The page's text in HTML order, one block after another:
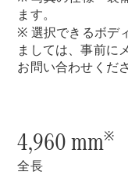
Mercedes-
New models
Sedan
ます。
※ 選択できるボデ
ましては、事前に
お問い合わせくださ
4,960 mm※
全長